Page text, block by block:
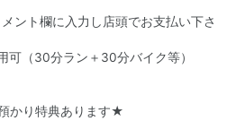
ント欄に入力し店頭でお支払い下さ
可（30分ラン＋30分バイク等）
かり特典あります★